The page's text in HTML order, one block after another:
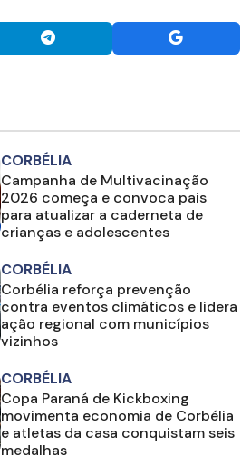
CORBÉLIA
Campanha de Multivacinação
2026 começa e convoca pais
para atualizar a caderneta de
crianças e adolescentes
CORBÉLIA
Corbélia reforça prevenção
contra eventos climáticos e lidera
ação regional com municípios
vizinhos
CORBÉLIA
Copa Paraná de Kickboxing
movimenta economia de Corbélia
e atletas da casa conquistam seis
medalhas